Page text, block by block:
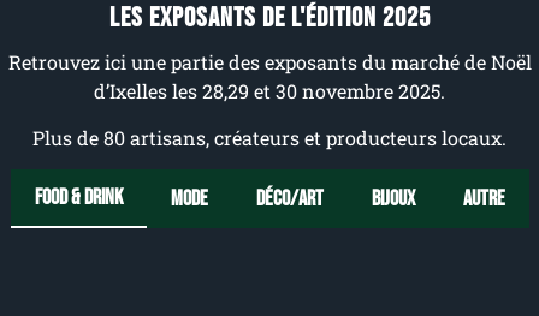
Les exposants de l'édition 2025
Retrouvez ici une partie des exposants du marché de Noël
d’Ixelles les 28,29 et 30 novembre 2025.
Plus de 80 artisans, créateurs et producteurs locaux.
Food & drink Mode Déco/Art Bijoux Autre